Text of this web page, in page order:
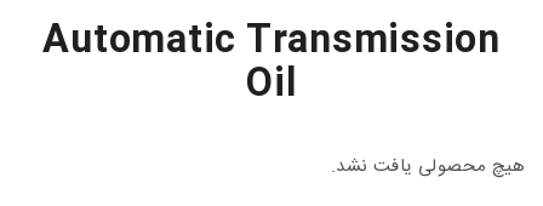
Automatic Transmission
Oil
هیچ محصولی یافت نشد.